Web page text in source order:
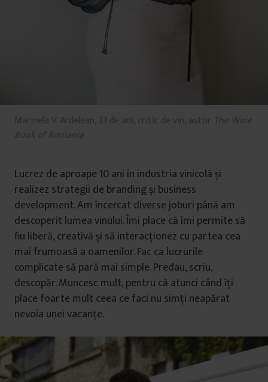
Marinela V. Ardelean, 33 de ani, critic de vin, autor The Wine
Book of Romania
Lucrez de aproape 10 ani în industria vinicolă și
realizez strategii de branding și business
development. Am încercat diverse joburi până am
descoperit lumea vinului. Îmi place că îmi permite să
fiu liberă, creativă și să interacționez cu partea cea
mai frumoasă a oamenilor. Fac ca lucrurile
complicate să pară mai simple. Predau, scriu,
descopăr. Muncesc mult, pentru că atunci când îți
place foarte mult ceea ce faci nu simți neapărat
nevoia unei vacanțe.